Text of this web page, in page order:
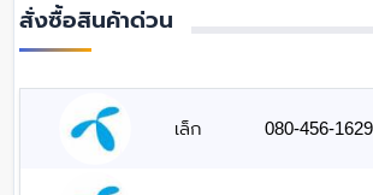
สั่งซื้อสินค้าด่วน
เล็ก 080-456-1629